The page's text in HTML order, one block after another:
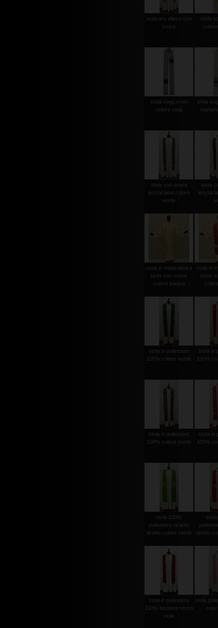
stola oro rilievo con
croce
stola
stola sogg.croci
colore viola
stola
stola con croce
terytal lana colore
verde
stola
terytal
stola in misto lana e
lurex con croce
colore bianca
stola in
lurex
stola in poliestere
100% colore verde
stola in
100%
stola in poliestere
100% colore verde
stola in
100%
stola 100%
poliestere ricamo
diretto colore verde
diretto
stola in poliestere
100% bicolore rosso
viola
stola